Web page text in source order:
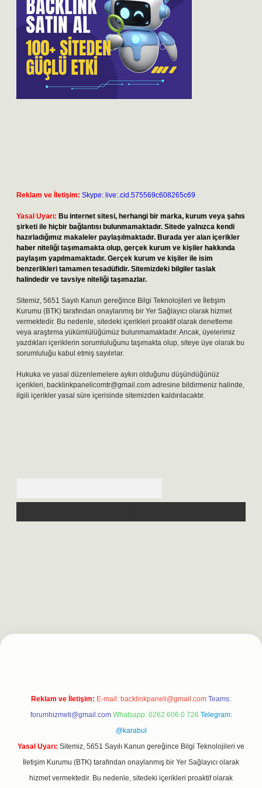
Reklam ve İletişim: Skype: live:.cid.575569c608265c69
Yasal Uyarı: Bu internet sitesi, herhangi bir marka, kurum veya şahıs
şirketi ile hiçbir bağlantısı bulunmamaktadır. Sitede yalnızca kendi
hazırladığımız makaleler paylaşılmaktadır. Burada yer alan içerikler
haber niteliği taşımamakta olup, gerçek kurum ve kişiler hakkında
paylaşım yapılmamaktadır. Gerçek kurum ve kişiler ile isim
benzerlikleri tamamen tesadüfidir. Sitemizdeki bilgiler taslak
halindedir ve tavsiye niteliği taşımazlar.
Sitemiz, 5651 Sayılı Kanun gereğince Bilgi Teknolojileri ve İletişim
Kurumu (BTK) tarafından onaylanmış bir Yer Sağlayıcı olarak hizmet
vermektedir. Bu nedenle, sitedeki içerikleri proaktif olarak denetleme
veya araştırma yükümlülüğümüz bulunmamaktadır. Ancak, üyelerimiz
yazdıkları içeriklerin sorumluluğunu taşımakta olup, siteye üye olarak bu
sorumluluğu kabul etmiş sayılırlar.
Hukuka ve yasal düzenlemelere aykırı olduğunu düşündüğünüz
içerikleri, backlinkpanelicomtr@gmail.com adresine bildirmeniz halinde,
ilgili içerikler yasal süre içerisinde sitemizden kaldırılacaktır.
Reklam ve İletişim: E-mail: backlinkpaneli@gmail.com Teams:
forumhizmeti@gmail.com Whatsapp: 0262 606 0 726 Telegram:
@karabul
Yasal Uyarı: Sitemiz, 5651 Sayılı Kanun gereğince Bilgi Teknolojileri ve
İletişim Kurumu (BTK) tarafından onaylanmış bir Yer Sağlayıcı olarak
hizmet vermektedir. Bu nedenle, sitedeki içerikleri proaktif olarak